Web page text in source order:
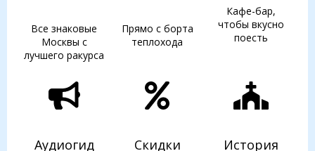
Все знаковые
Москвы с
лучшего ракурса
Прямо с борта
теплохода
Кафе-бар,
чтобы вкусно
поесть
Аудиогид Скидки История